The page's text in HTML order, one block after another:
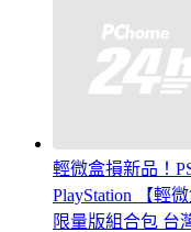
輕微盒損新品！
PlayStation 【輕
限量版組合包 台